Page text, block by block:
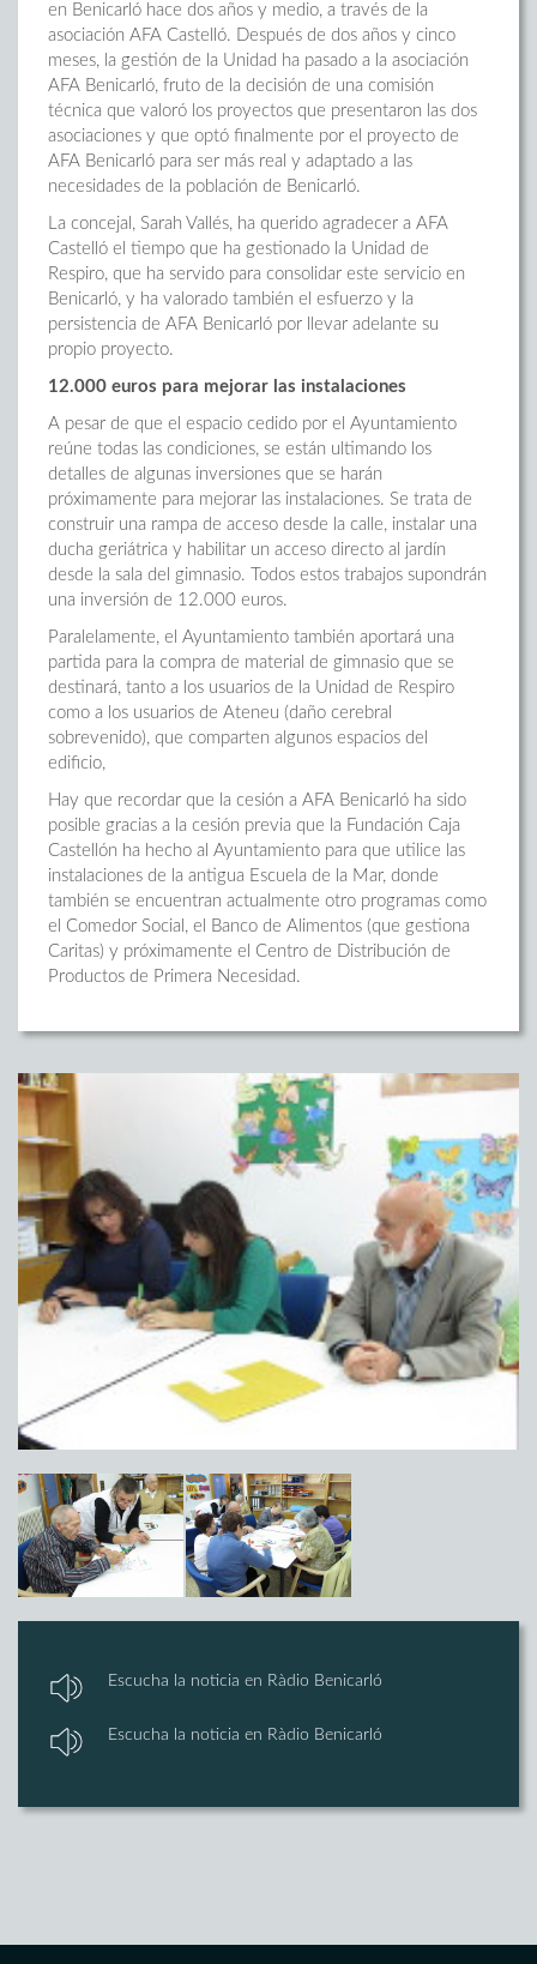
en Benicarló hace dos años y medio, a través de la
asociación AFA Castelló. Después de dos años y cinco
meses, la gestión de la Unidad ha pasado a la asociación
AFA Benicarló, fruto de la decisión de una comisión
técnica que valoró los proyectos que presentaron las dos
asociaciones y que optó finalmente por el proyecto de
AFA Benicarló para ser más real y adaptado a las
necesidades de la población de Benicarló.
La concejal, Sarah Vallés, ha querido agradecer a AFA
Castelló el tiempo que ha gestionado la Unidad de
Respiro, que ha servido para consolidar este servicio en
Benicarló, y ha valorado también el esfuerzo y la
persistencia de AFA Benicarló por llevar adelante su
propio proyecto.
12.000 euros para mejorar las instalaciones
A pesar de que el espacio cedido por el Ayuntamiento
reúne todas las condiciones, se están ultimando los
detalles de algunas inversiones que se harán
próximamente para mejorar las instalaciones. Se trata de
construir una rampa de acceso desde la calle, instalar una
ducha geriátrica y habilitar un acceso directo al jardín
desde la sala del gimnasio. Todos estos trabajos supondrán
una inversión de 12.000 euros.
Paralelamente, el Ayuntamiento también aportará una
partida para la compra de material de gimnasio que se
destinará, tanto a los usuarios de la Unidad de Respiro
como a los usuarios de Ateneu (daño cerebral
sobrevenido), que comparten algunos espacios del
edificio,
Hay que recordar que la cesión a AFA Benicarló ha sido
posible gracias a la cesión previa que la Fundación Caja
Castellón ha hecho al Ayuntamiento para que utilice las
instalaciones de la antigua Escuela de la Mar, donde
también se encuentran actualmente otro programas como
el Comedor Social, el Banco de Alimentos (que gestiona
Caritas) y próximamente el Centro de Distribución de
Productos de Primera Necesidad.
Escucha la noticia en Ràdio Benicarló
Escucha la noticia en Ràdio Benicarló